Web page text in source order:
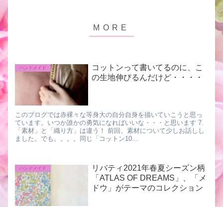
ハンドメイド
コットンって書いてるのに、こ
の生地伸びるんだけど・・・・
このブログでは赤裸々な等身大の自分自身を描いていこうと思っ
ています。いつか誰かの勇気になればいいな・・・と思います 7.
「素材」と「織り方」は違う！ 前回、素材について少しお話しし
ました。でも。。。。同じ「コットン10...
ハンドメイド
リバティ2021年春夏シーズン柄
「ATLAS OF DREAMS」、「メ
ドウ」がテーマのコレクション